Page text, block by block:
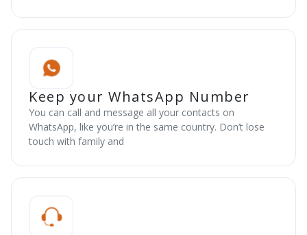
Keep your WhatsApp Number
You can call and message all your contacts on
WhatsApp, like you’re in the same country. Don’t lose
touch with family and